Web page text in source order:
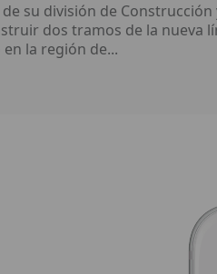
su división de
dos tramos de la nueva
en la región de...